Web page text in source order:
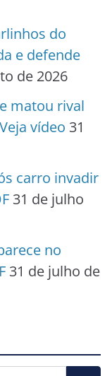
do
e defende
de 2026
matou rival
vídeo 31
carro invadir
31 de julho
no
31 de julho de